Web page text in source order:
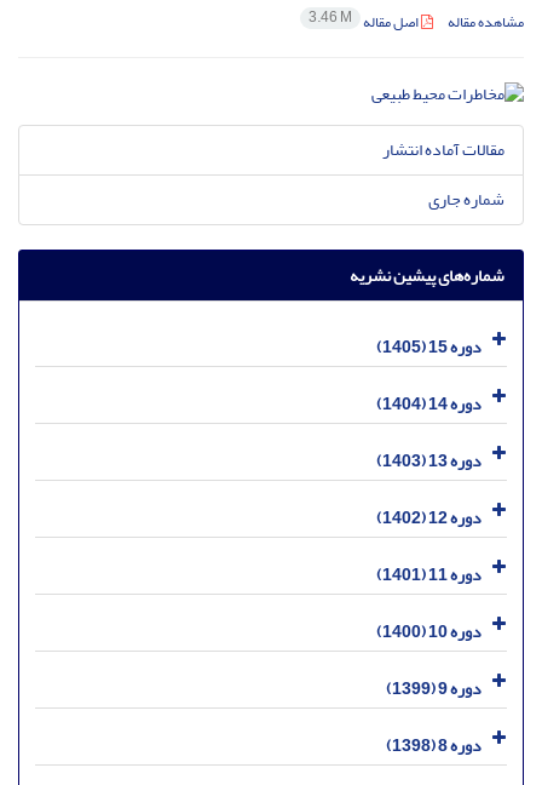
مشاهده مقاله اصل مقاله 3.46 M
مقالات آماده انتشار
شماره جاری
شماره‌های پیشین نشریه
دوره 15 (1405)
دوره 14 (1404)
دوره 13 (1403)
دوره 12 (1402)
دوره 11 (1401)
دوره 10 (1400)
دوره 9 (1399)
دوره 8 (1398)